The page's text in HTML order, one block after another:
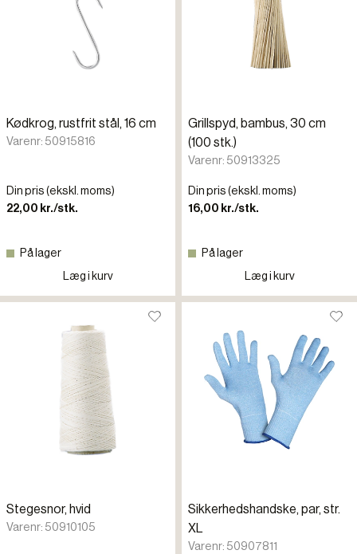
Kødkrog, rustfrit stål, 16 cm
Varenr: 50915816
Din pris (ekskl. moms)
22,00 kr./stk.
På lager
Læg i kurv
Grillspyd, bambus, 30 cm
(100 stk.)
Varenr: 50913325
Din pris (ekskl. moms)
16,00 kr./stk.
På lager
Læg i kurv
Stegesnor, hvid
Varenr: 50910105
Sikkerhedshandske, par, str.
XL
Varenr: 50907811